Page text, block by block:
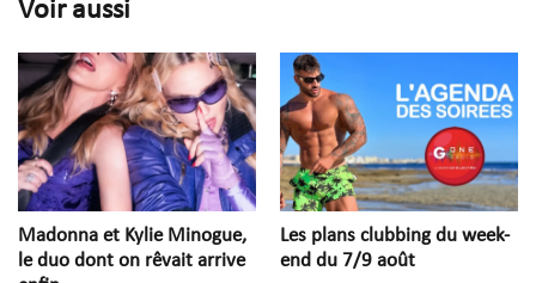
Voir aussi
Madonna et Kylie Minogue,
le duo dont on rêvait arrive
Les plans clubbing du week-
end du 7/9 août